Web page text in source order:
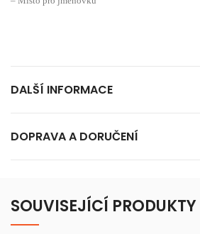
DALŠÍ INFORMACE
DOPRAVA A DORUČENÍ
SOUVISEJÍCÍ PRODUKTY